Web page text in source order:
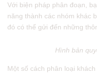
Với biện pháp phân đoạn,
năng thành các nhóm khác
đó có thể gửi đến những
Hình bản
Một số cách phân loại